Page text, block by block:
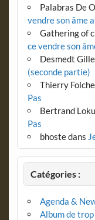
Palabras De
vendre son âme
Gathering of
ce vendre son
Desmedt
(seconde partie)
Thierry
Pas
Bertrand
Pas
bhostedans
Catégories :
Agenda &
Album de trop